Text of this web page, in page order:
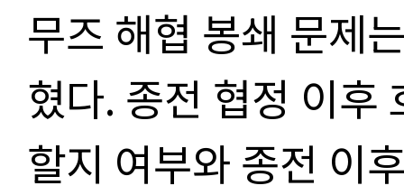
무즈 해협 봉쇄 문제
혔다. 종전 협정 이후
할지 여부와 종전 이